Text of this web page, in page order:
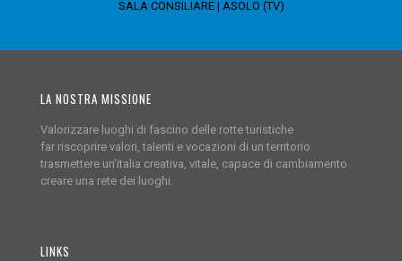
SALA CONSILIARE | ASOLO (TV)
LA NOSTRA MISSIONE
Valorizzare luoghi di fascino delle rotte turistiche
far riscoprire valori, talenti e vocazioni di un territorio
trasmettere un'italia creativa, vitale, capace di cambiamento
creare una rete dei luoghi.
LINKS